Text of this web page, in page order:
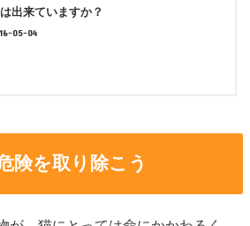
出来ていますか？
05-04
険を取り除こう